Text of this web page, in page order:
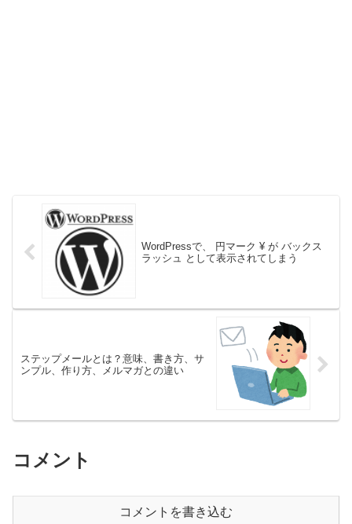
WordPressで、 円マーク ¥ が バックス
ラッシュ として表示されてしまう
ステップメールとは？意味、書き方、サ
ンプル、作り方、メルマガとの違い
コメント
コメントを書き込む